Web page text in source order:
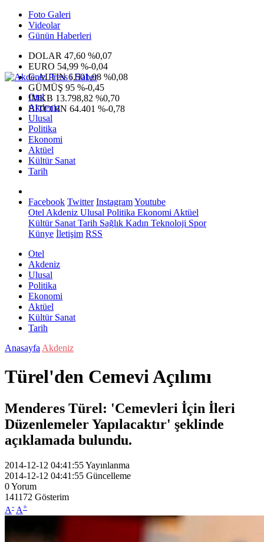
Foto Galeri
Videolar
Günün Haberleri
DOLAR 47,60 %0,07
EURO 54,99 %-0,04
G.ALTIN6.501,08 %0,08
GÜMÜŞ 95 %-0,45
IMKB 13.798,82 %0,70
BITCOIN 64.401 %-0,78
Otel
Akdeniz
Ulusal
Politika
Ekonomi
Aktüel
Kültür Sanat
Tarih
Facebook Twitter InstagramYoutube
Otel Akdeniz Ulusal Politika Ekonomi Aktüel
Kültür Sanat Tarih Sağlık Kadın Teknoloji Spor
Künye İletişim RSS
Otel
Akdeniz
Ulusal
Politika
Ekonomi
Aktüel
Kültür Sanat
Tarih
Anasayfa Akdeniz
Türel'den Cemevi Açılımı
Menderes Türel: 'Cemevleri İçin İleri
Düzenlemeler Yapılacaktır' şeklinde
açıklamada bulundu.
2014-12-12 04:41:55Yayınlanma
2014-12-12 04:41:55 Güncelleme
0Yorum
141172 Gösterim
A- A+